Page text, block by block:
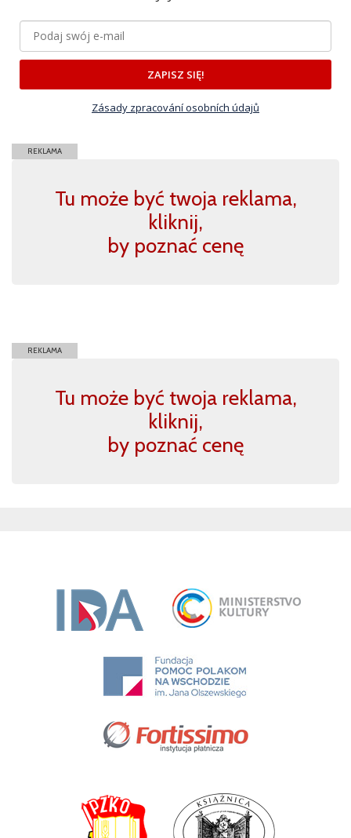
ZAPISZ SIĘ!
Zásady zpracování osobních údajů
REKLAMA
Tu może być twoja reklama,
kliknij,
by poznać cenę
REKLAMA
Tu może być twoja reklama,
kliknij,
by poznać cenę